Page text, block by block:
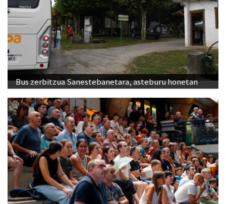
Bus zerbitzua Sanestebanetara, asteburu honetan